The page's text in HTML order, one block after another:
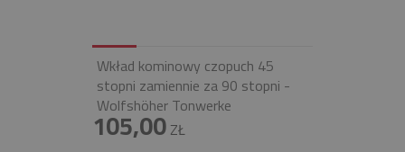
Wkład kominowy czopuch 45
stopni zamiennie za 90 stopni -
Wolfshöher Tonwerke
105,00ZŁ